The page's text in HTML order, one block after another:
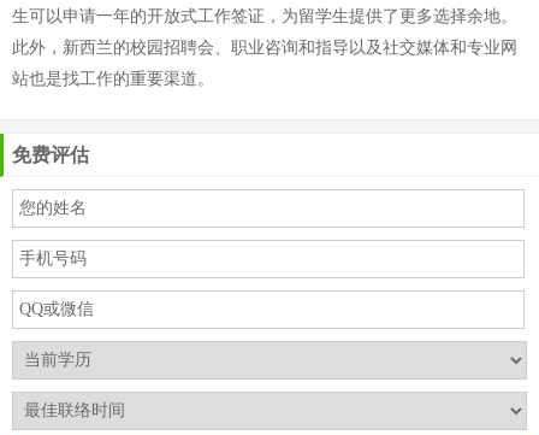
生可以申请一年的开放式工作签证，为留学生提供了更多选择余地。
此外，新西兰的校园招聘会、职业咨询和指导以及社交媒体和专业网
站也是找工作的重要渠道。
免费评估